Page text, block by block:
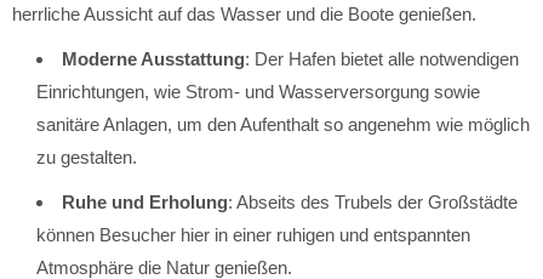
herrliche Aussicht auf das Wasser und die Boote genießen.
Moderne Ausstattung: Der Hafen bietet alle notwendigen
Einrichtungen, wie Strom- und Wasserversorgung sowie
sanitäre Anlagen, um den Aufenthalt so angenehm wie möglich
zu gestalten.
Ruhe und Erholung: Abseits des Trubels der Großstädte
können Besucher hier in einer ruhigen und entspannten
Atmosphäre die Natur genießen.